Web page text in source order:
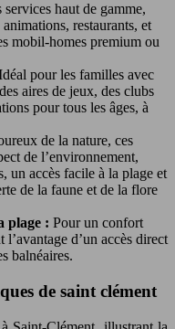
haut de gamme,
restaurants, et
mobil-homes premium ou
pour les familles avec
aires de jeux, des clubs
pour tous les âges, à
de la nature, ces
de l’environnement,
un accès facile à la plage et
de la faune et de la flore
plage : Pour un confort
d’un accès direct
balnéaires.
de saint clément